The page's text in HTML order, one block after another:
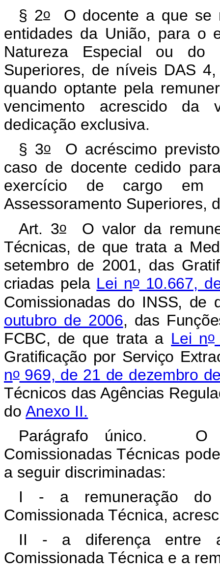
§ 2oO docente a que se
entidades da União, para o
Natureza Especial ou do
Superiores, de níveis DAS
quando optante pela
vencimento acrescido da
dedicação exclusiva.
§ 3o O acréscimo
caso de docente cedido
exercício de cargo em
Assessoramento Superiores,
Art. 3oO valor da
Técnicas, de que trata a
setembro de 2001, das
criadas pela Lei no10.667,
Comissionadas do INSS,
outubro de 2006, das
FCBC, de que trata a Lei no
Gratificação por Serviço
no969, de 21 de dezembro
Técnicos das Agências
doAnexo II.
Parágrafo único. O
Comissionadas Técnicas
a seguir discriminadas:
I - a remuneração do
Comissionada Técnica,
II - a diferença entre
Comissionada Técnica e a